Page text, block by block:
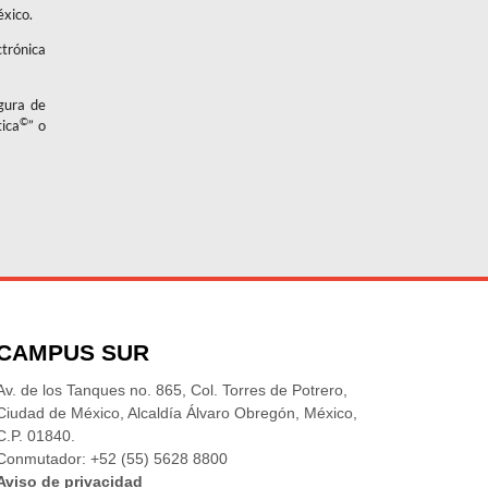
de
©” o
SUR
de los Tanques no. 865, Col. Torres de Potrero,
de México, Alcaldía Álvaro Obregón, México,
01840.
+52 (55) 5628 8800
de privacidad